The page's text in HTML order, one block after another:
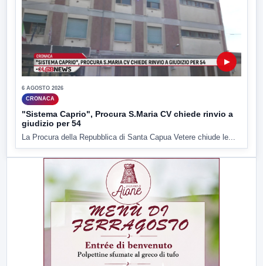
▶
6 AGOSTO 2026
CRONACA
"Sistema Caprio", Procura S.Maria CV chiede rinvio a
giudizio per 54
La Procura della Repubblica di Santa Capua Vetere chiude le...